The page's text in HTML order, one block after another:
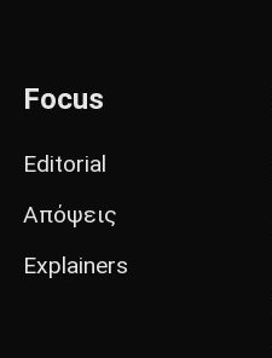
Focus
Editorial
Απόψεις
Explainers